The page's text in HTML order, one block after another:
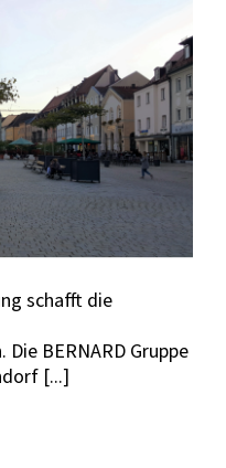
schafft die
BERNARD Gruppe
[...]